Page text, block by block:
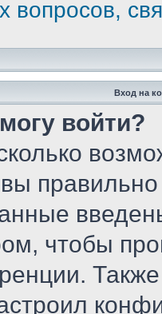
вопросов,
Вход на
войти?
чтобы